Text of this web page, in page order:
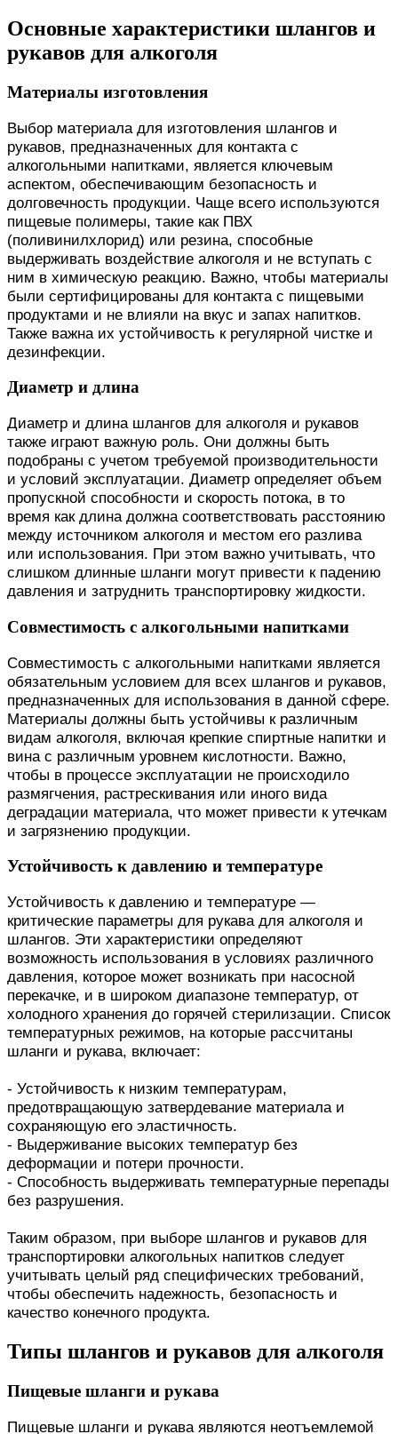
Основные характеристики шлангов и
рукавов для алкоголя
Материалы изготовления
Выбор материала для изготовления шлангов и
рукавов, предназначенных для контакта с
алкогольными напитками, является ключевым
аспектом, обеспечивающим безопасность и
долговечность продукции. Чаще всего используются
пищевые полимеры, такие как ПВХ
(поливинилхлорид) или резина, способные
выдерживать воздействие алкоголя и не вступать с
ним в химическую реакцию. Важно, чтобы материалы
были сертифицированы для контакта с пищевыми
продуктами и не влияли на вкус и запах напитков.
Также важна их устойчивость к регулярной чистке и
дезинфекции.
Диаметр и длина
Диаметр и длина шлангов для алкоголя и рукавов
также играют важную роль. Они должны быть
подобраны с учетом требуемой производительности
и условий эксплуатации. Диаметр определяет объем
пропускной способности и скорость потока, в то
время как длина должна соответствовать расстоянию
между источником алкоголя и местом его разлива
или использования. При этом важно учитывать, что
слишком длинные шланги могут привести к падению
давления и затруднить транспортировку жидкости.
Совместимость с алкогольными напитками
Совместимость с алкогольными напитками является
обязательным условием для всех шлангов и рукавов,
предназначенных для использования в данной сфере.
Материалы должны быть устойчивы к различным
видам алкоголя, включая крепкие спиртные напитки и
вина с различным уровнем кислотности. Важно,
чтобы в процессе эксплуатации не происходило
размягчения, растрескивания или иного вида
деградации материала, что может привести к утечкам
и загрязнению продукции.
Устойчивость к давлению и температуре
Устойчивость к давлению и температуре —
критические параметры для рукава для алкоголя и
шлангов. Эти характеристики определяют
возможность использования в условиях различного
давления, которое может возникать при насосной
перекачке, и в широком диапазоне температур, от
холодного хранения до горячей стерилизации. Список
температурных режимов, на которые рассчитаны
шланги и рукава, включает:
- Устойчивость к низким температурам,
предотвращающую затвердевание материала и
сохраняющую его эластичность.
- Выдерживание высоких температур без
деформации и потери прочности.
- Способность выдерживать температурные перепады
без разрушения.
Таким образом, при выборе шлангов и рукавов для
транспортировки алкогольных напитков следует
учитывать целый ряд специфических требований,
чтобы обеспечить надежность, безопасность и
качество конечного продукта.
Типы шлангов и рукавов для алкоголя
Пищевые шланги и рукава
Пищевые шланги и рукава являются неотъемлемой